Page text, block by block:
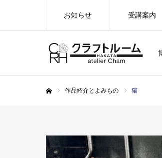
お知らせ 受講案内
作品紹介とよみもの 猫